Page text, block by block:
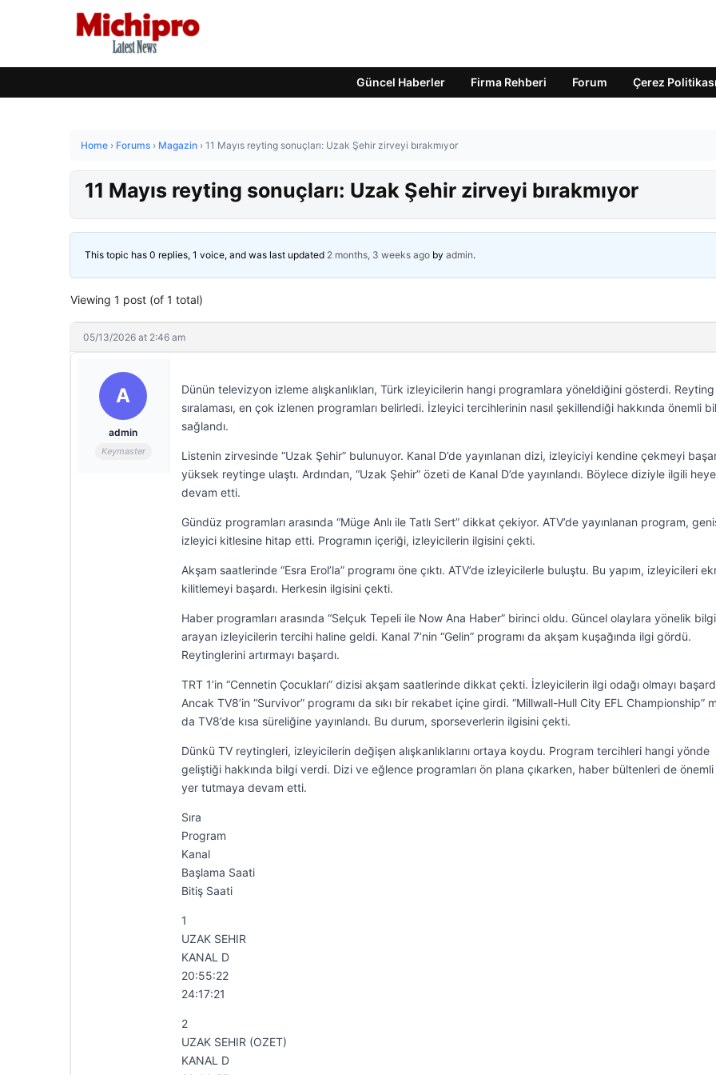
Güncel Haberler Firma Rehberi Forum Çerez Politikası
Home › Forums › Magazin › 11 Mayıs reyting sonuçları: Uzak Şehir zirveyi bırakmıyor
11 Mayıs reyting sonuçları: Uzak Şehir zirveyi bırakmıyor
This topic has 0 replies, 1 voice, and was last updated 2 months, 3 weeks ago by admin.
Viewing 1 post (of 1 total)
05/13/2026 at 2:46 am
A
admin
Keymaster
Dünün televizyon izleme alışkanlıkları, Türk izleyicilerin hangi programlara yöneldiğini gösterdi. Reyting
sıralaması, en çok izlenen programları belirledi. İzleyici tercihlerinin nasıl şekillendiği hakkında önemli
sağlandı.
Listenin zirvesinde “Uzak Şehir” bulunuyor. Kanal D’de yayınlanan dizi, izleyiciyi kendine çekmeyi
yüksek reytinge ulaştı. Ardından, “Uzak Şehir” özeti de Kanal D’de yayınlandı. Böylece diziyle ilgili
devam etti.
Gündüz programları arasında “Müge Anlı ile Tatlı Sert” dikkat çekiyor. ATV’de yayınlanan program,
izleyici kitlesine hitap etti. Programın içeriği, izleyicilerin ilgisini çekti.
Akşam saatlerinde “Esra Erol’la” programı öne çıktı. ATV’de izleyicilerle buluştu. Bu yapım, izleyicileri
kilitlemeyi başardı. Herkesin ilgisini çekti.
Haber programları arasında “Selçuk Tepeli ile Now Ana Haber” birinci oldu. Güncel olaylara yönelik bilgi
arayan izleyicilerin tercihi haline geldi. Kanal 7’nin “Gelin” programı da akşam kuşağında ilgi gördü.
Reytinglerini artırmayı başardı.
TRT 1’in “Cennetin Çocukları” dizisi akşam saatlerinde dikkat çekti. İzleyicilerin ilgi odağı olmayı
Ancak TV8’in “Survivor” programı da sıkı bir rekabet içine girdi. “Millwall-Hull City EFL Championship”
da TV8’de kısa süreliğine yayınlandı. Bu durum, sporseverlerin ilgisini çekti.
Dünkü TV reytingleri, izleyicilerin değişen alışkanlıklarını ortaya koydu. Program tercihleri hangi yönde
geliştiği hakkında bilgi verdi. Dizi ve eğlence programları ön plana çıkarken, haber bültenleri de
yer tutmaya devam etti.
Sıra
Program
Kanal
Başlama Saati
Bitiş Saati
1
UZAK SEHIR
KANAL D
20:55:22
24:17:21
2
UZAK SEHIR (OZET)
KANAL D